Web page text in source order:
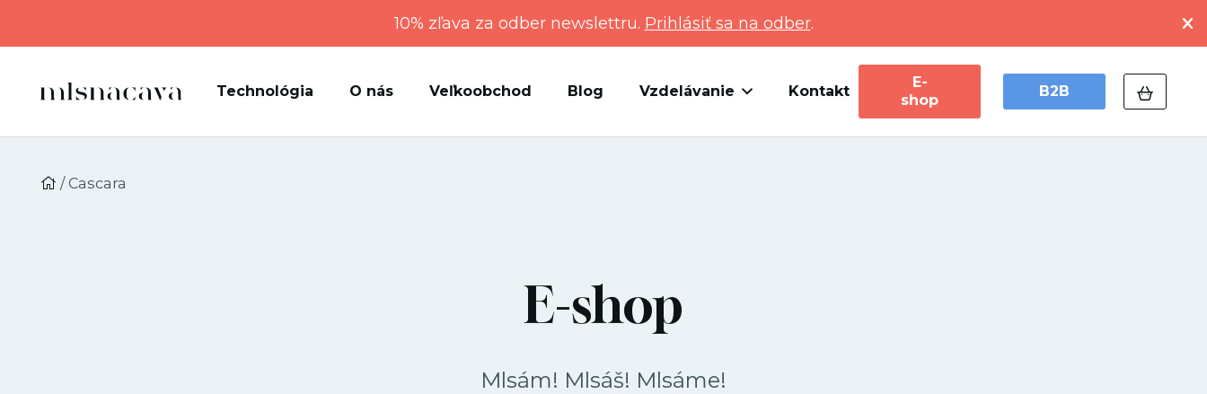
10% zľava za odber newslettru. Prihlásiť sa na odber.
Technológia O nás Veľkoobchod Blog Vzdelávanie Kontakt
E-
shop
B2B
/ Cascara
E-shop
Mlsám! Mlsáš! Mlsáme!